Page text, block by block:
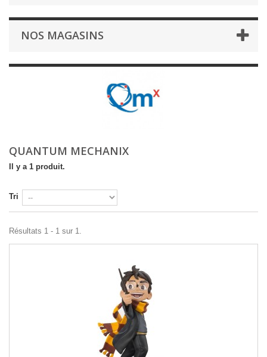
NOS MAGASINS
QUANTUM MECHANIX
Il y a 1 produit.
Tri
Résultats 1 - 1 sur 1.